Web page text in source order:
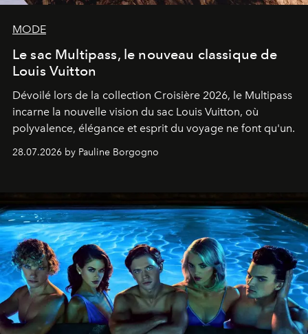
MODE
Le sac Multipass, le nouveau classique de
Louis Vuitton
Dévoilé lors de la collection Croisière 2026, le Multipass
incarne la nouvelle vision du sac Louis Vuitton, où
polyvalence, élégance et esprit du voyage ne font qu'un.
28.07.2026 by Pauline Borgogno